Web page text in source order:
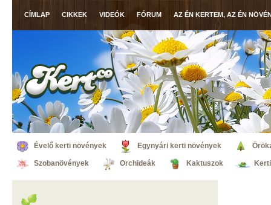
CÍMLAP CIKKEK VIDEÓK FÓRUM AZ ÉN KERTEM, AZ ÉN
Évelő kerti növények Egynyári kerti növények
Szobanövények Orchideák Kaktuszok